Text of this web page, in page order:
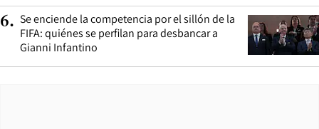
6. Se enciende la competencia por el sillón de la
FIFA: quiénes se perfilan para desbancar a
Gianni Infantino